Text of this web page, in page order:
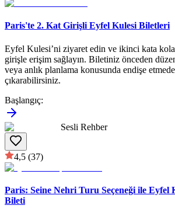
Paris'te 2. Kat Girişli Eyfel Kulesi Biletleri
Eyfel Kulesi’ni ziyaret edin ve ikinci kata
girişle erişim sağlayın. Biletiniz önceden
veya anlık planlama konusunda endişe
çıkarabilirsiniz.
Başlangıç:
Sesli Rehber
4,5 (37)
Paris: Seine Nehri Turu Seçeneği ile
Bileti